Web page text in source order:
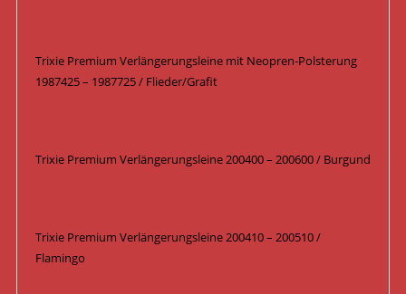
Trixie Premium Verlängerungsleine mit Neopren-Polsterung
1987425 – 1987725 / Flieder/Grafit
Trixie Premium Verlängerungsleine 200400 – 200600 / Burgund
Trixie Premium Verlängerungsleine 200410 – 200510 /
Flamingo